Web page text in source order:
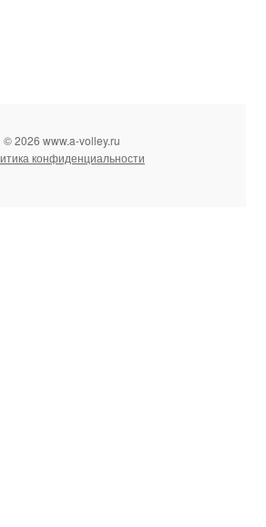
© 2026 www.a-volley.ru
конфиденциальности